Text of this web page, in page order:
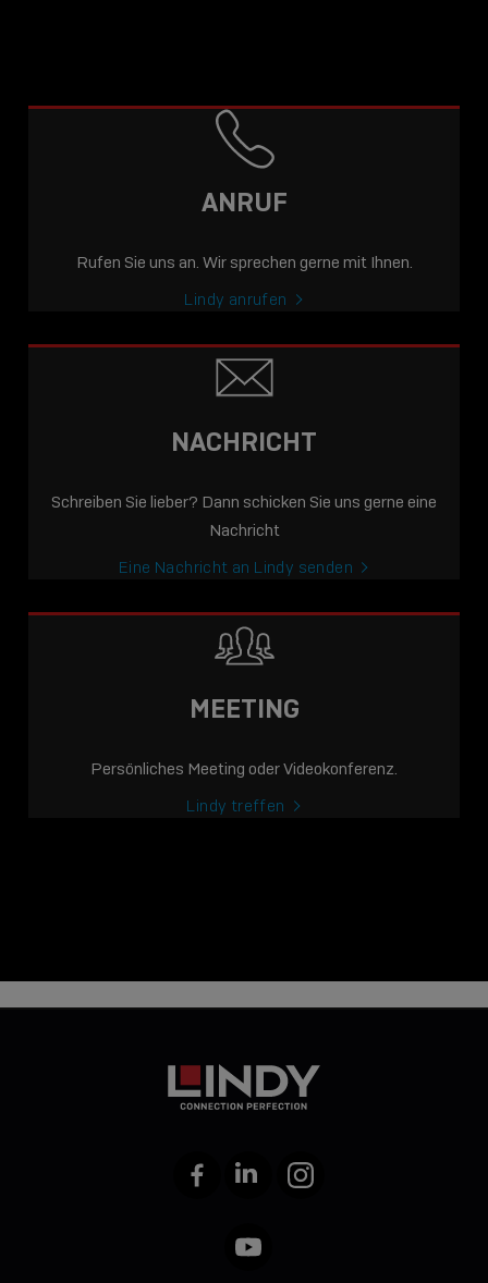
ANRUF
Rufen Sie uns an. Wir sprechen gerne mit Ihnen.
Lindy anrufen
NACHRICHT
Schreiben Sie lieber? Dann schicken Sie uns gerne eine
Nachricht
Eine Nachricht an Lindy senden
MEETING
Persönliches Meeting oder Videokonferenz.
Lindy treffen
FacebookLinkedIn Instagram
YouTube